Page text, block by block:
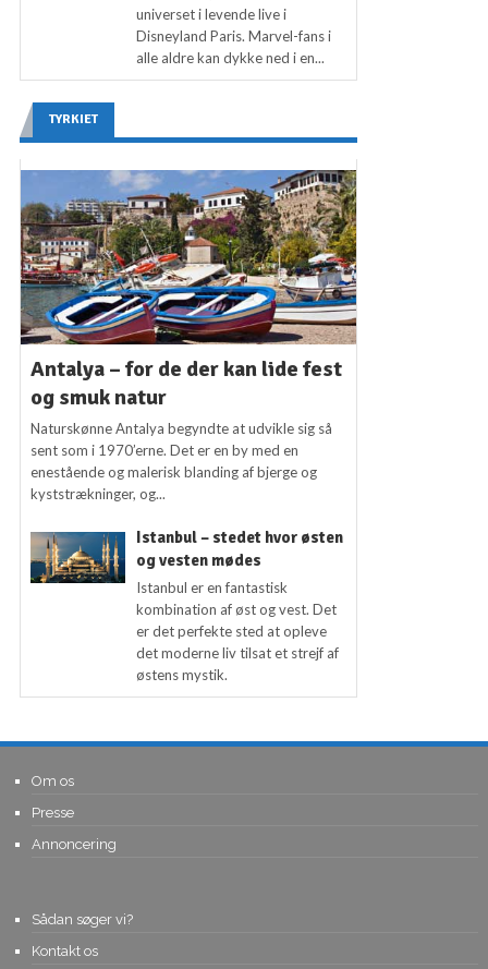
universet i levende live i
Disneyland Paris. Marvel-fans i
alle aldre kan dykke ned i en...
TYRKIET
Antalya – for de der kan lide fest
og smuk natur
Naturskønne Antalya begyndte at udvikle sig så
sent som i 1970’erne. Det er en by med en
enestående og malerisk blanding af bjerge og
kyststrækninger, og...
Istanbul – stedet hvor østen
og vesten mødes
Istanbul er en fantastisk
kombination af øst og vest. Det
er det perfekte sted at opleve
det moderne liv tilsat et strejf af
østens mystik.
Om os
Presse
Annoncering
Sådan søger vi?
Kontakt os